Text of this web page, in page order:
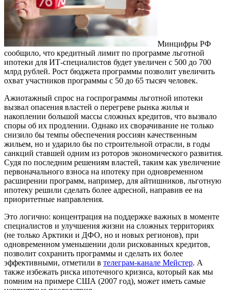
Минцифры РФ
сообщило, что кредитный лимит по программе льготной
ипотеки для ИТ-специалистов будет увеличен с 500 до 700
млрд рублей. Рост бюджета программы позволит увеличить
охват участников программы с 50 до 65 тысяч человек.
Ажиотажный спрос на госпрограммы льготной ипотеки
вызвал опасения властей о перегреве рынка жилья и
накоплении большой массы сложных кредитов, что вызвало
споры об их продлении. Однако их сворачивание не только
снизило бы темпы обеспечения россиян качественным
жильем, но и ударило бы по строительной отрасли, в годы
санкций ставшей одним из роторов экономического развития.
Судя по последним решениям властей, таким как увеличение
первоначального взноса на ипотеку при одновременном
расширении программ, например, для айтишников, льготную
ипотеку решили сделать более адресной, направив ее на
приоритетные направления.
Это логично: концентрация на поддержке важных в моменте
специалистов и улучшения жизни на сложных территориях
(не только Арктики и ДФО, но и новых регионов), при
одновременном уменьшении доли рискованных кредитов,
позволит сохранить программы и сделать их более
эффективными, отметили в телеграм-канале Мейстер. А
также избежать риска ипотечного кризиса, который как мы
помним на примере США (2007 год), может иметь самые